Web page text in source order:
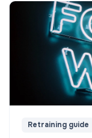
Retraining guide